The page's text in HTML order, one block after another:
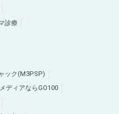
診療
ック(M3PSP)
ディアならGO100